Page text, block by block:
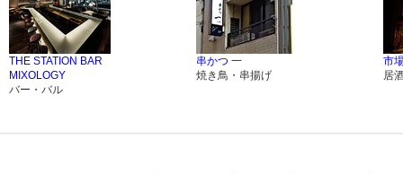
THE STATION BAR
MIXOLOGY
バー・バル
串かつ 一
焼き鳥・串揚げ
市
居